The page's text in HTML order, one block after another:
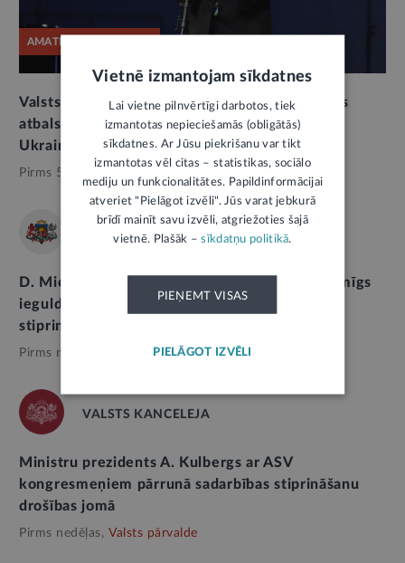
AMATPERSONAS RUNA
Valsts prezidenta E. Rinkēviča uzruna Ukrainas
atbalstam veltītajā koncertā “Palīdzi izvest
Ukrainas aizstāvjus no nāves”
Pirms 5 mēnešiem,
SAEIMA
D. Mieriņa: Kanādas militārā klātbūtne ir nozīmīgs
ieguldījums Latvijas un visa reģiona drošības
stiprināšanā
Pirms nedēļas, Valsts pārvalde
VALSTS KANCELEJA
Ministru prezidents A. Kulbergs ar ASV
kongresmeņiem pārrunā sadarbības stiprināšanu
drošības jomā
Pirms nedēļas, Valsts pārvalde
Vietnē izmantojam sīkdatnes
Lai vietne pilnvērtīgi darbotos, tiek
izmantotas nepieciešamās (obligātās)
sīkdatnes. Ar Jūsu piekrišanu var tikt
izmantotas vēl citas – statistikas, sociālo
mediju un funkcionalitātes. Papildinformācijai
atveriet "Pielāgot izvēli". Jūs varat jebkurā
brīdī mainīt savu izvēli, atgriežoties šajā
vietnē. Plašāk –sīkdatņu politikā.
PIEŅEMT VISAS
PIELĀGOT IZVĒLI